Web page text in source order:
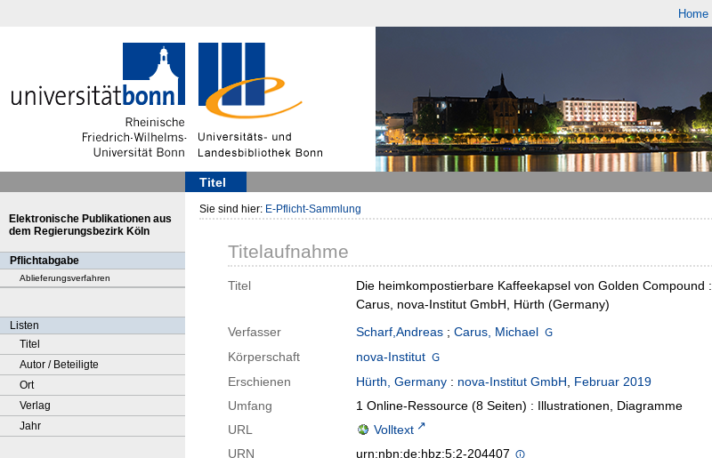
Home
Titel
Elektronische Publikationen aus
dem Regierungsbezirk Köln
Pflichtabgabe
Ablieferungsverfahren
Listen
Titel
Autor / Beteiligte
Ort
Verlag
Jahr
Sie sind hier: E-Pflicht-Sammlung
Titelaufnahme
Titel
Die heimkompostierbare Kaffeekapsel von Golden
Carus, nova-Institut GmbH, Hürth (Germany)
Verfasser
Scharf,Andreas ; Carus, Michael
Körperschaft
nova-Institut
Erschienen
Hürth, Germany : nova-Institut GmbH, Februar 2019
Umfang
1 Online-Ressource (8 Seiten) : Illustrationen, Diagramme
URL
Volltext
URN
urn:nbn:de:hbz:5:2-204407